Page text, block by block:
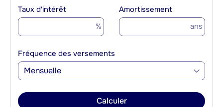
Taux d'intérêt
%
Amortissement
ans
Fréquence des versements
Mensuelle
Calculer